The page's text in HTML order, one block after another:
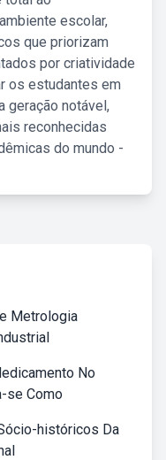
escolar,
que priorizam
por criatividade
os estudantes em
geração notável,
reconhecidas
do mundo -
Metrologia
No
se Como
históricos Da